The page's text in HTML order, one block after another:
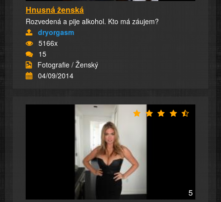
Hnusná ženská
Rozvedená a pije alkohol. Kto má záujem?
dryorgasm
5166x
15
Fotografie / Ženský
04/09/2014
5